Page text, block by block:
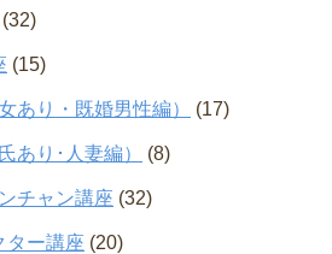
(32)
(15)
あり・既婚男性編） (17)
あり･人妻編） (8)
チャン講座 (32)
ター講座 (20)